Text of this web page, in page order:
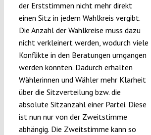
der Erststimmen nicht mehr direkt
einen Sitz in jedem Wahlkreis vergibt.
Die Anzahl der Wahlkreise muss dazu
nicht verkleinert werden, wodurch viele
Konflikte in den Beratungen umgangen
werden könnten. Dadurch erhalten
Wählerinnen und Wähler mehr Klarheit
über die Sitzverteilung bzw. die
absolute Sitzanzahl einer Partei. Diese
ist nun nur von der Zweitstimme
abhängig. Die Zweitstimme kann so